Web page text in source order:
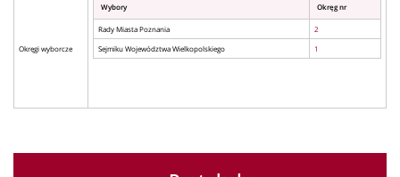
Okręgi wyborcze
Wybory Okręg nr
Rady Miasta Poznania
2
Sejmiku Województwa Wielkopolskiego
1